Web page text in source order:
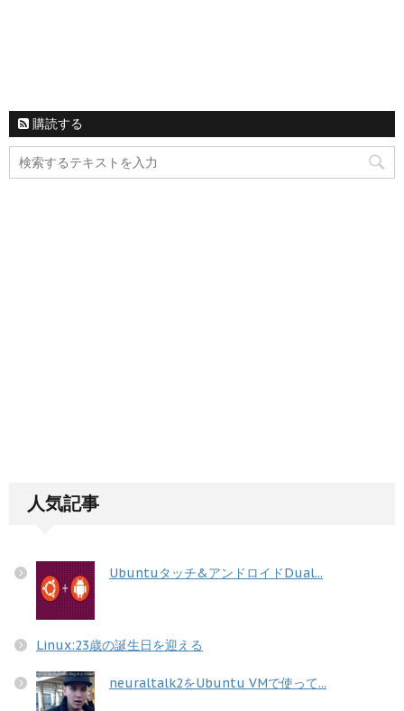
購読する
人気記事
Ubuntuタッチ&アンドロイドDual...
Linux:23歳の誕生日を迎える
neuraltalk2をUbuntu VMで使って...